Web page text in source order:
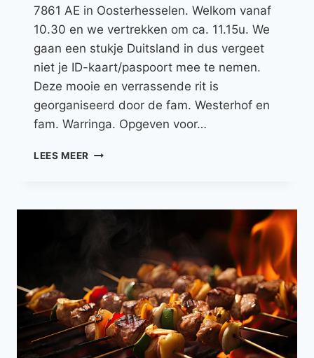
7861 AE in Oosterhesselen. Welkom vanaf
10.30 en we vertrekken om ca. 11.15u. We
gaan een stukje Duitsland in dus vergeet
niet je ID-kaart/paspoort mee te nemen.
Deze mooie en verrassende rit is
georganiseerd door de fam. Westerhof en
fam. Warringa. Opgeven voor…
LEES MEER